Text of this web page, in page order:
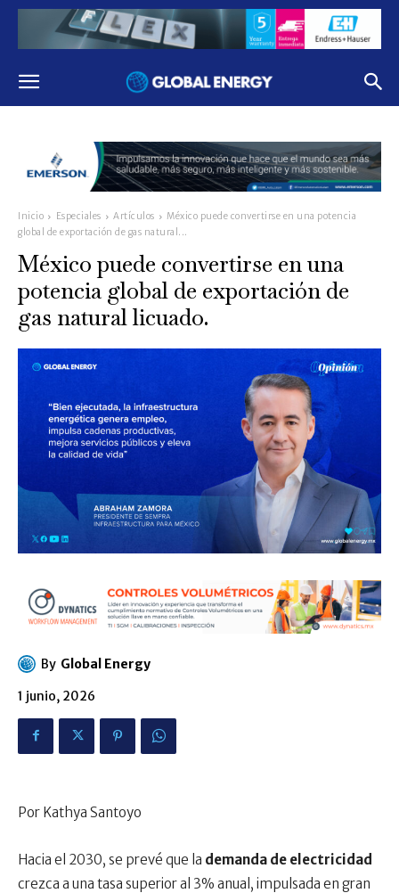
Inicio Especiales Artículos
México puede convertirse en una potencia
global de exportación de gas natural...
México puede convertirse en una
potencia global de exportación de
gas natural licuado.
By Global Energy
1 junio, 2026
Por Kathya Santoyo
Hacia el 2030, se prevé que la demanda de electricidad
crezca a una tasa superior al 3% anual, impulsada en gran